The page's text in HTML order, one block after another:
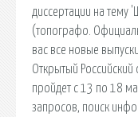
диссертации на
(топографо.
вас все новые
Открытый
пройдет с 13 по 18
запросов, поиск